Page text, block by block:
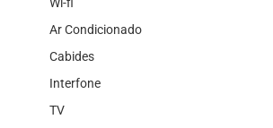
Ar Condicionado
Cabides
Interfone
TV